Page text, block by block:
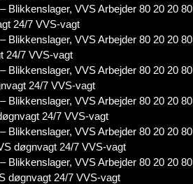
Blikkenslager, VVS Arbejder 80 20 20 80
24/7 VVS-vagt
Blikkenslager, VVS Arbejder 80 20 20 80
24/7 VVS-vagt
Blikkenslager, VVS Arbejder 80 20 20 80
24/7 VVS-vagt
Blikkenslager, VVS Arbejder 80 20 20 80
24/7 VVS-vagt
Blikkenslager, VVS Arbejder 80 20 20 80
døgnvagt 24/7 VVS-vagt
Blikkenslager, VVS Arbejder 80 20 20 80
døgnvagt 24/7 VVS-vagt